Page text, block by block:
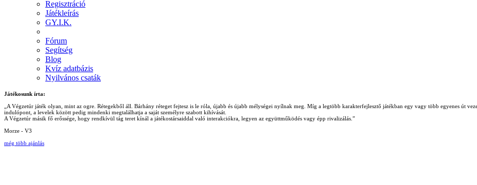
Regisztráció
Játékleírás
GY.I.K.
Fórum
Segítség
Blog
Kvíz adatbázis
Nyilvános csaták
Játékosunk írta:
„A Végzetúr játék olyan, mint az ogre. Rétegekből áll. Bárhány réteget fejtesz is le róla, újabb és újabb mélységei nyílnak meg. Míg a legtöbb karakterfejlesztő játékban egy vagy több egyenes út
indulópont, a levelek között pedig mindenki megtalálhatja a saját személyre szabott kihívását.
A Végzetúr másik fő erőssége, hogy rendkívül tág teret kínál a játékostársaiddal való interakciókra, legyen az együttműködés vagy épp rivalizálás.”
Morze - V3
még több ajánlás